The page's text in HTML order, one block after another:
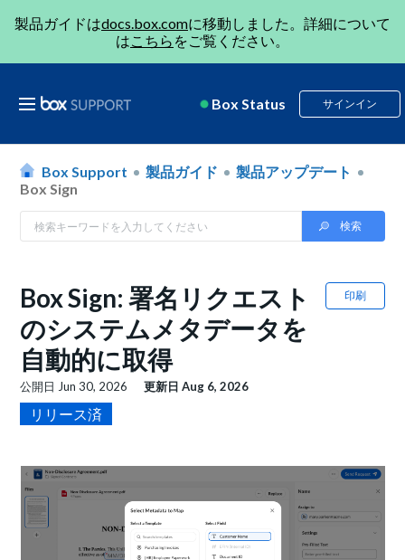
製品ガイドはdocs.box.comに移動しました。詳細について
はこちら をご覧ください。
Box Status サインイン
Box Support 製品ガイド
製品アップデート
Box Sign
印刷
Box Sign: 署名リクエスト
のシステムメタデータを
自動的に取得
公開日 Jun 30, 2026 更新日Aug 6, 2026
リリース済